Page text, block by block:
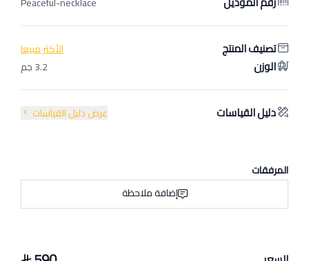
تصنيف المنتج الأكثر مبيعا
الوزن 3.2 جم
دليل القياسات عرض دليل القياسات
المرفقات
إضافة ملاحظة